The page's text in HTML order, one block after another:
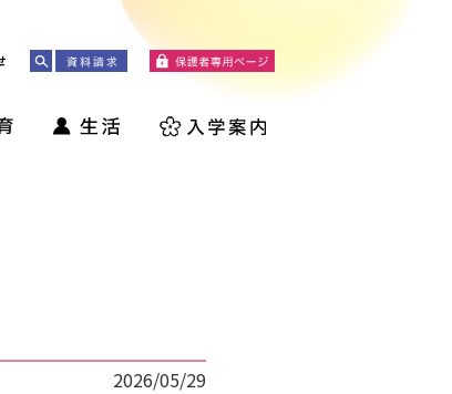
2026/05/29